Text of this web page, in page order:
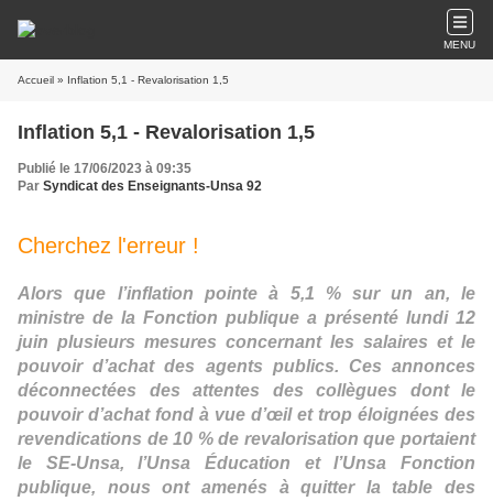
MENU
Accueil » Inflation 5,1 - Revalorisation 1,5
Inflation 5,1 - Revalorisation 1,5
Publié le 17/06/2023 à 09:35
Par Syndicat des Enseignants-Unsa 92
Cherchez l'erreur !
Alors que l’inflation pointe à 5,1 % sur un an, le
ministre de la Fonction publique a présenté lundi 12
juin plusieurs mesures concernant les salaires et le
pouvoir d’achat des agents publics. Ces annonces
déconnectées des attentes des collègues dont le
pouvoir d’achat fond à vue d’œil et trop éloignées des
revendications de 10 % de revalorisation que portaient
le SE-Unsa, l’Unsa Éducation et l’Unsa Fonction
publique, nous ont amenés à quitter la table des